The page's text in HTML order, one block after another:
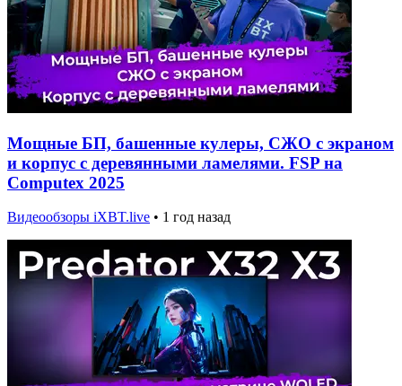
Мощные БП, башенные кулеры, СЖО с экраном
и корпус с деревянными ламелями. FSP на
Computex 2025
Видеообзоры iXBT.live • 1 год назад